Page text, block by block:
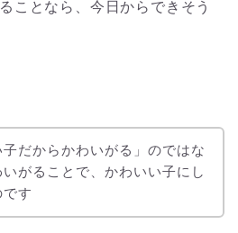
ことなら、今日からできそう
子だからかわいがる」のではな
いがることで、かわいい子にし
す